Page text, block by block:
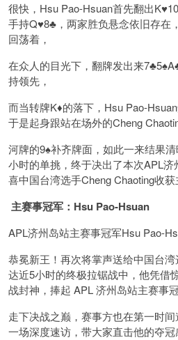
很快，Hsu Pao-Hsuan首先翻出
手持Q♥️8♣️，两家胜负悬念依旧存在
回荡着，
在众人的目光下，翻牌发出来
持领先，
而当转牌K♦️的落下，Hsu Pao-
于是起身跟站在场外的Cheng
河牌的9♠️补齐牌面，如此一来结果
小时的单挑，终于决出了本次APL
喜中国台湾选手Cheng Chaoting收获
主赛事冠军：Hsu Pao-Hsuan
APL济州岛站主赛事冠军Hsu Pao-
恭冕新王！再次将掌声送给中国台
达近5小时的终极拉锯战中，他凭借
战封神，捧起 APL 济州岛站主赛事
走下决战之巅，赛事方也在第一时
一场深度速访，带大家直击他的夺冠